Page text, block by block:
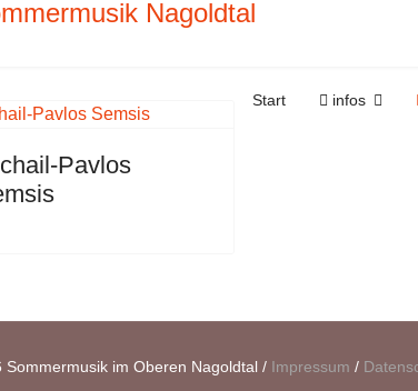
Start infos
Pavlos
Sommermusik im Oberen Nagoldtal / Impressum /